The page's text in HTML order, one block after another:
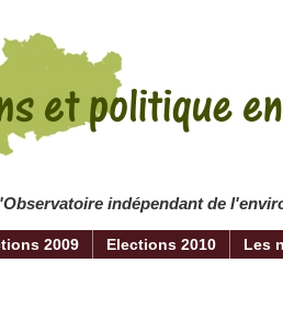
indépendant de
2009 Elections 2010 Les